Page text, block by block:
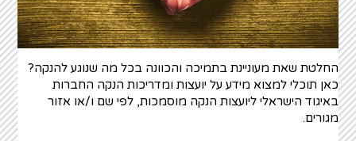
החלטת שאת מעוניינת בתמיכה והכוונה בכל מה שנוגע להנקה?
כאן תוכלי למצוא מידע על יועצות ומדריכות הנקה החברות
באיגוד הישראלי ליועצות הנקה מוסמכות, לפי שם ו/או אזור
מגורים.